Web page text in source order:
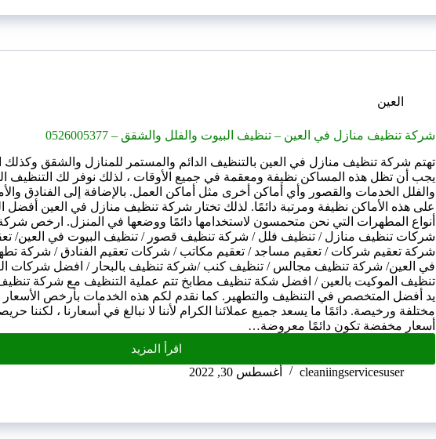
العين
شركة تنظيف منازل في العين – تنظيف البيوت والفلل والشقق – 0526005377
تهتم شركة تنظيف منازل في العين بالتنظيف الدائم والمستمر للمنازل والشقق وكذلك
يجب أن تظل هذه المساكن نظيفة ومعقمة في جميع الأوقات ، لذلك نوفر لك التنظيف
والفلل الخدمات والقصور وأي أماكن أخرى مثل أماكن العمل. بالإضافة إلى الفنادق
على هذه الأماكن نظيفة ومرتبة دائمًا. لذلك تختار شركة تنظيف منازل في العين أفضل
أنواع المطهرات التي نحن متحمسون لاستخدامها دائمًا ووضعها في المنزل. ارخص
شركات تنظيف منازل / تنظيف فلل / شركة تنظيف قصور / تنظيف البيوت في العين/
شركة تعقيم شركات / تعقيم مساجد / تعقيم مكاتب / شركات تعقيم الفنادق / شركة
في العين/ شركة تنظيف مجالس / تنظيف كنب /شركة تنظيف بالبحار / افضل شركات
تنظيف الموكيت بالعين / افضل شكة تنظيف مطابخ تتم عملية التنظيف مع شركة
يد أفضل المتخصص في التنظيف والتطهير. كما نقدم لكم هذه الخدمات بأرخص الأسعار
مختلفة ورخيصة. دائمًا ما يسعد جميع عملائنا الكرام لأننا لا نبالغ في أسعارنا ، لكننا
أسعار مخفضة تكون دائمًا معروضة…
اقرأ المزيد
cleaniingservicesuser أغسطس 30, 2022